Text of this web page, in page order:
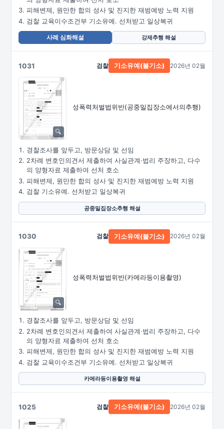
피해변제, 원만한 합의 성사 및 진지한 재범예방 노력 지원
검찰 교육이수조건부 기소유예. 선처받고 일상복귀
사례 심화해설 강제추행 해설
1031
성폭력처벌법위반(공중밀집장소에서의추행)
검찰 기소유예(불기소) 2026년 02월
경찰조사를 앞두고, 방문상담 및 선임
2차례 변호인의견서 제출하여 사실관계·법리 주장하고, 다수
의 양형자료 제출하여 선처 호소
피해변제, 원만한 합의 성사 및 진지한 재범예방 노력 지원
검찰 기소유예. 선처받고 일상복귀
공중밀집장소추행 해설
1030
성폭력처벌법위반(카메라등이용촬영)
검찰 기소유예(불기소) 2026년 02월
경찰조사를 앞두고, 방문상담 및 선임
2차례 변호인의견서 제출하여 사실관계·법리 주장하고, 다수
의 양형자료 제출하여 선처 호소
피해변제, 원만한 합의 성사 및 진지한 재범예방 노력 지원
검찰 교육이수조건부 기소유예. 선처받고 일상복귀
카메라등이용촬영 해설
1025 검찰 기소유예(불기소) 2026년 02월